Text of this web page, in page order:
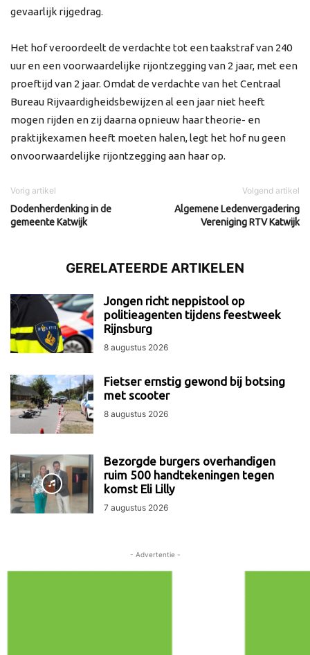
gevaarlijk rijgedrag.
Het hof veroordeelt de verdachte tot een taakstraf van 240
uur en een voorwaardelijke rijontzegging van 2 jaar, met een
proeftijd van 2 jaar. Omdat de verdachte van het Centraal
Bureau Rijvaardigheidsbewijzen al een jaar niet heeft
mogen rijden en zij daarna opnieuw haar theorie- en
praktijkexamen heeft moeten halen, legt het hof nu geen
onvoorwaardelijke rijontzegging aan haar op.
Vorig artikel
Dodenherdenking in de
gemeente Katwijk
Volgend artikel
Algemene Ledenvergadering
Vereniging RTV Katwijk
GERELATEERDE ARTIKELEN
Jongen richt neppistool op
politieagenten tijdens feestweek
Rijnsburg
8 augustus 2026
Fietser ernstig gewond bij botsing
met scooter
8 augustus 2026
Bezorgde burgers overhandigen
ruim 500 handtekeningen tegen
komst Eli Lilly
7 augustus 2026
- Advertentie -